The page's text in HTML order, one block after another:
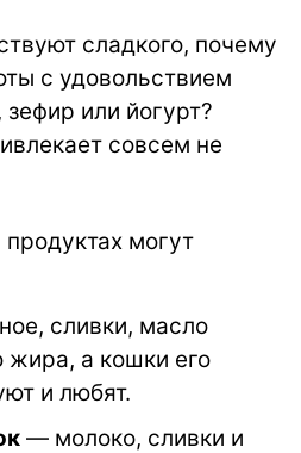
сладкого, почему
с удовольствием
или йогурт?
совсем не
могут
сливки, масло
жира, а кошки его
и любят.
— молоко, сливки и